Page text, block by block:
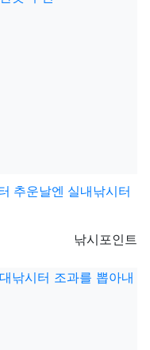
추운날엔 실내낚시터
등록자
낚시포인트